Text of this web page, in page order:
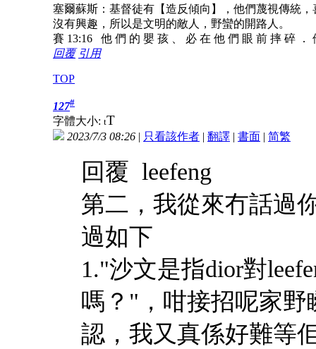
塞爾蘇斯：基督徒有【造反傾向】，他們蔑視傳統
沒有興趣，所以是文明的敵人，野蠻的開路人。
賽 13:16 他 們 的 嬰 孩 、 必 在 他 們 眼 前 摔 碎 ．
回覆 引用
TOP
127#
字體大小: tT
2023/7/3 08:26 | 只看該作者 | 翻譯 | 書面 | 简繁
回覆 leefeng
第二，我從來冇話過
過如下
1."沙文是指dior對
嗎？"，咁接招呢家
認，我又真係好難等